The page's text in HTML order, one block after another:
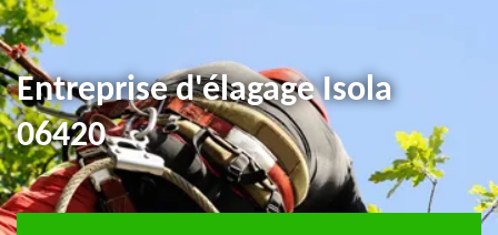
Entreprise d'élagage Isola
06420